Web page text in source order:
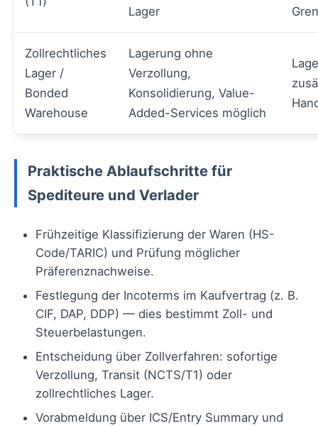
Lager
Zollrechtliches
Lager /
Bonded
Warehouse
Lagerung ohne
Verzollung,
Konsolidierung, Value-
Added-Services möglich
Praktische Ablaufschritte für
Spediteure und Verlader
Frühzeitige Klassifizierung der Waren (HS-
Code/TARIC) und Prüfung möglicher
Präferenznachweise.
Festlegung der Incoterms im Kaufvertrag (z. B.
CIF, DAP, DDP) — dies bestimmt Zoll- und
Steuerbelastungen.
Entscheidung über Zollverfahren: sofortige
Verzollung, Transit (NCTS/T1) oder
zollrechtliches Lager.
Vorabmeldung über ICS/Entry Summary und